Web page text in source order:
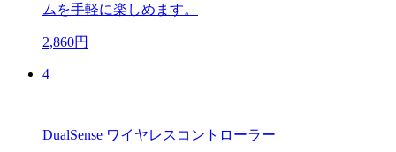
ムを手軽に楽しめます。
2,860円
4
DualSense ワイヤレスコントローラー